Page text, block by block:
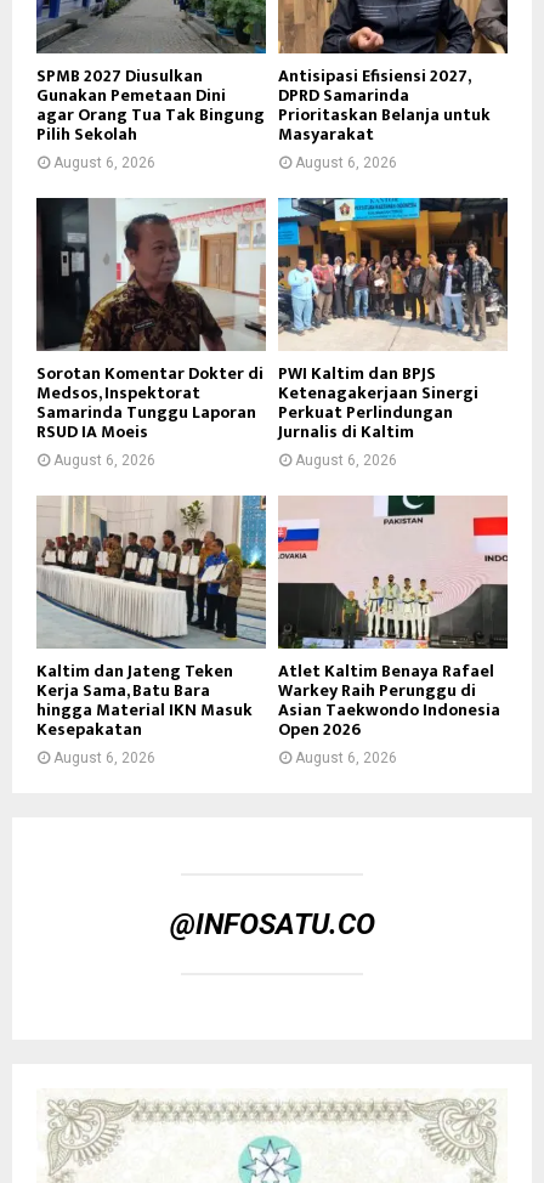
SPMB 2027 Diusulkan
Gunakan Pemetaan Dini
agar Orang Tua Tak Bingung
Pilih Sekolah
August 6, 2026
Antisipasi Efisiensi 2027,
DPRD Samarinda
Prioritaskan Belanja untuk
Masyarakat
August 6, 2026
Sorotan Komentar Dokter di
Medsos, Inspektorat
Samarinda Tunggu Laporan
RSUD IA Moeis
August 6, 2026
PWI Kaltim dan BPJS
Ketenagakerjaan Sinergi
Perkuat Perlindungan
Jurnalis di Kaltim
August 6, 2026
Kaltim dan Jateng Teken
Kerja Sama, Batu Bara
hingga Material IKN Masuk
Kesepakatan
August 6, 2026
Atlet Kaltim Benaya Rafael
Warkey Raih Perunggu di
Asian Taekwondo Indonesia
Open 2026
August 6, 2026
@INFOSATU.CO